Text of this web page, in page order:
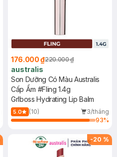
176.000 ₫220.000 ₫
australis
Son Dưỡng Có Màu Australis
Cấp Ẩm #Fling 1.4g
Grlboss Hydrating Lip Balm
5.0 (10)
3/tháng
93%
-20 %